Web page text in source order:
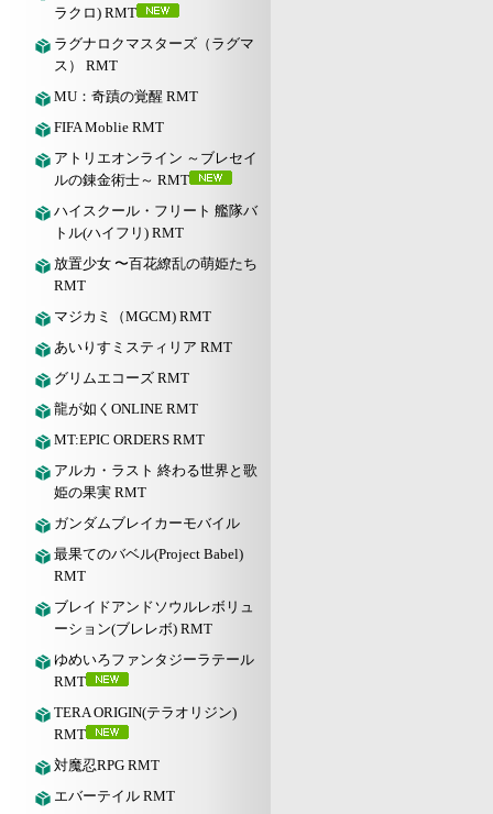
ラクロ) RMT
ラグナロクマスターズ（ラグマ
ス） RMT
MU：奇蹟の覚醒 RMT
FIFA Moblie RMT
アトリエオンライン ～ブレセイ
ルの錬金術士～ RMT
ハイスクール・フリート 艦隊バ
トル(ハイフリ) RMT
放置少女 〜百花繚乱の萌姫たち
RMT
マジカミ（MGCM) RMT
あいりすミスティリア RMT
グリムエコーズ RMT
龍が如くONLINE RMT
MT:EPIC ORDERS RMT
アルカ・ラスト 終わる世界と歌
姫の果実 RMT
ガンダムブレイカーモバイル
最果てのバベル(Project Babel)
RMT
ブレイドアンドソウルレボリュ
ーション(ブレレボ) RMT
ゆめいろファンタジーラテール
RMT
TERA ORIGIN(テラオリジン)
RMT
対魔忍RPG RMT
エバーテイル RMT